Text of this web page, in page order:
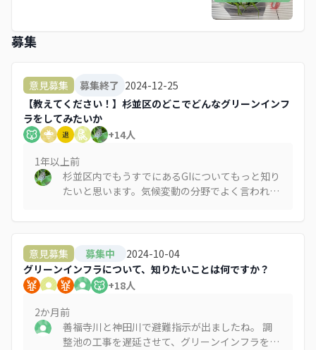
募集
意見募集 募集終了 2024-12-25
【教えてください！】杉並区のどこでどんなグリーンインフ
ラをしてみたいか
退 +14人
1年以上前
杉並区内でもうすでにあるGIについてもっと知り
たいと思います。気候変動の分野でよく言われる
が必要か。また、何が成功し、何が課題になった
のか。 例えば、多自然型川づくりは遅野井川以
外にも、善福寺川の上流ですでに行われています
よね。雨庭も最近では民家で増えてきました。
我が家でも雨庭作って４年ほど経ちますが、砂利
の根詰まりによって水捌けが悪くなっています。
砂利は見た目が良く、草苅などのメンテが要らな
意見募集 募集中
2024-10-04
グリーンインフラについて、知りたいことは何ですか？
+18人
2か月前
善福寺川と神田川で避難指示が出ましたね。 調
整池の工事を遅延させて、グリーンインフラを推